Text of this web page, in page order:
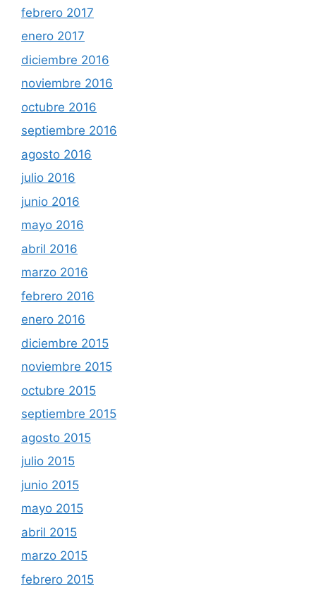
febrero 2017
enero 2017
diciembre 2016
noviembre 2016
octubre 2016
septiembre 2016
agosto 2016
julio 2016
junio 2016
mayo 2016
abril 2016
marzo 2016
febrero 2016
enero 2016
diciembre 2015
noviembre 2015
octubre 2015
septiembre 2015
agosto 2015
julio 2015
junio 2015
mayo 2015
abril 2015
marzo 2015
febrero 2015